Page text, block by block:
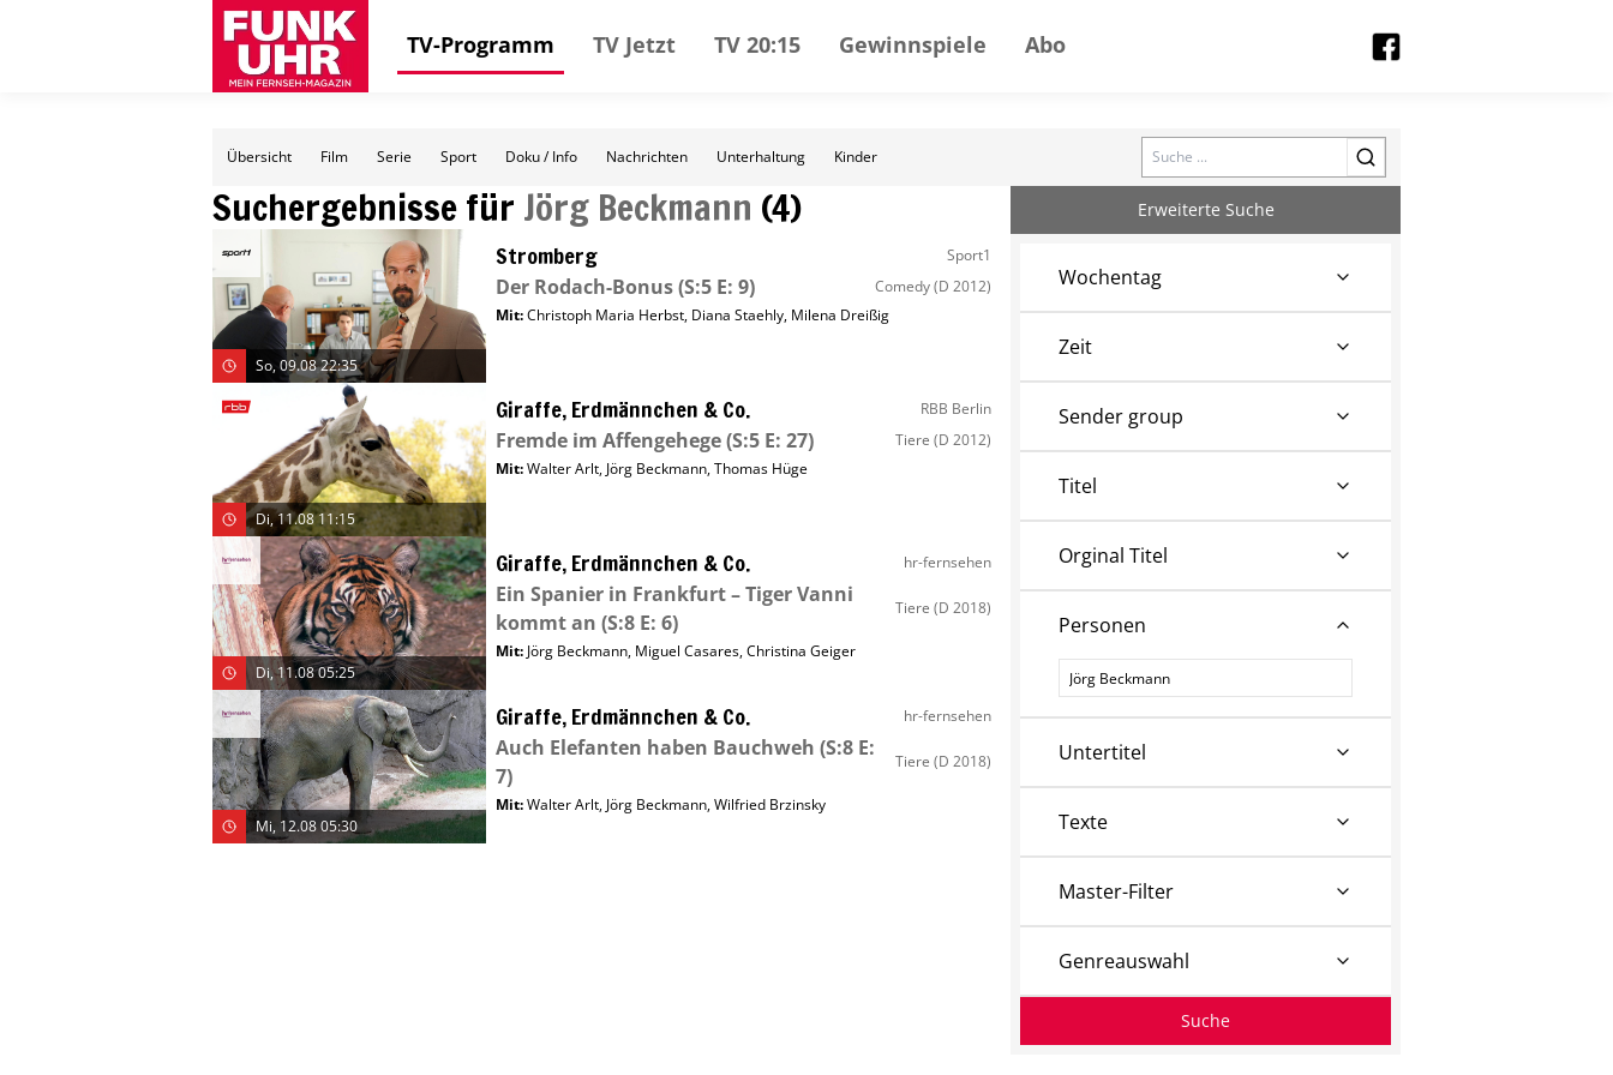
TV-Programm TV Jetzt TV 20:15 Gewinnspiele Abo
Übersicht Film Serie Sport Doku / Info Nachrichten Unterhaltung Kinder Search
Suchergebnisse für Jörg Beckmann (4)
So, 09.08 22:35
Stromberg Sport1
Der Rodach-Bonus(S:5 E: 9) Comedy(D 2012)
Mit:Christoph Maria Herbst, Diana Staehly, Milena Dreißig
Di, 11.08 11:15
Giraffe, Erdmännchen & Co. RBB Berlin
Fremde im Affengehege(S:5 E: 27) Tiere (D 2012)
Mit:Walter Arlt, Jörg Beckmann,Thomas Hüge
Di, 11.08 05:25
Giraffe, Erdmännchen & Co. hr-fernsehen
Ein Spanier in Frankfurt – Tiger Vanni
kommt an (S:8 E: 6)
Tiere (D 2018)
Mit: Jörg Beckmann, Miguel Casares,Christina Geiger
Mi, 12.08 05:30
Giraffe, Erdmännchen & Co. hr-fernsehen
Auch Elefanten haben Bauchweh (S:8 E:
7)
Tiere (D 2018)
Mit:Walter Arlt, Jörg Beckmann,Wilfried Brzinsky
Erweiterte Suche
Wochentag
Zeit
Sender group
Titel
Orginal Titel
Personen
Personen
Untertitel
Texte
Master-Filter
Genreauswahl
Suche